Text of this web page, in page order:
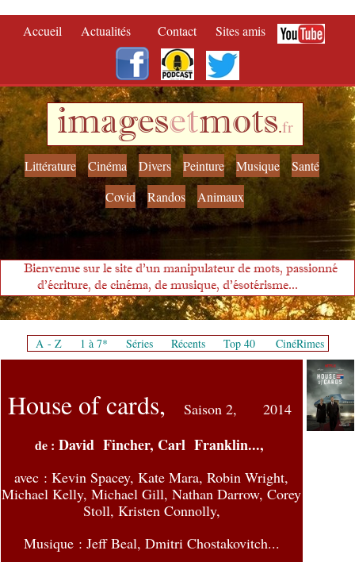
Accueil Actualités Contact Sites amis
imagesetmots.fr
Littérature Cinéma Divers Peinture Musique
Santé
Covid
Randos Animaux
Bienvenue sur le site d'un manipulateur de mots, passionné
d'écriture, de cinéma, de musique, d'ésotérisme...
A - Z 1 à 7* Séries Récents Top 40 CinéRimes
House of cards, Saison 2, 2014
de : David Fincher, Carl Franklin...,
avec :Kevin Spacey, Kate Mara, Robin Wright,
Michael Kelly, Michael Gill, Nathan Darrow, Corey
Stoll, Kristen Connolly,
Musique : Jeff Beal, Dmitri Chostakovitch...